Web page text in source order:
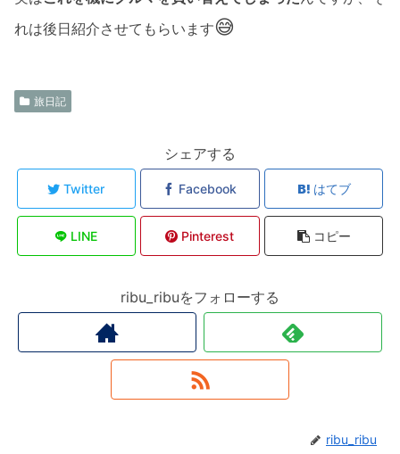
れは後日紹介させてもらいます😅
旅日記
シェアする
Twitter Facebook はてブ
LINE Pinterest コピー
ribu_ribuをフォローする
ribu_ribu